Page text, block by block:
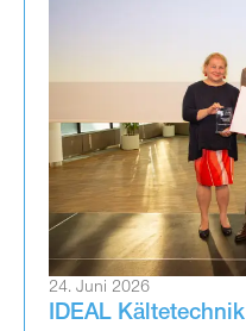
24. Juni 2026
IDEAL